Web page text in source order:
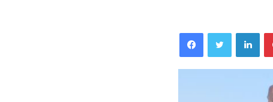
LinkedIn